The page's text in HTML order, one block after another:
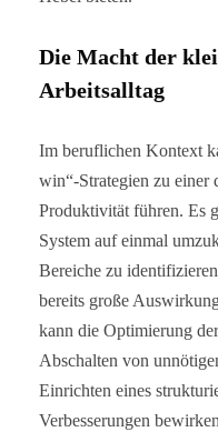
Die Macht der
Arbeitsalltag
Im beruflichen Kontext
win“-Strategien zu einer
Produktivität führen. Es
System auf einmal
Bereiche zu
bereits große
kann die Optimierung
Abschalten von
Einrichten eines
Verbesserungen